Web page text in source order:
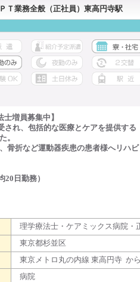
Ｔ業務全般（正社員）東高円寺駅
増員募集中】
され、包括的な医療とケアを提供する
。
骨折など運動器疾患の患者様へリハビ
日勤務）
理学療法士・ケアミックス病院・
東京都杉並区
東京メトロ丸の内線 東高円寺 か
病院